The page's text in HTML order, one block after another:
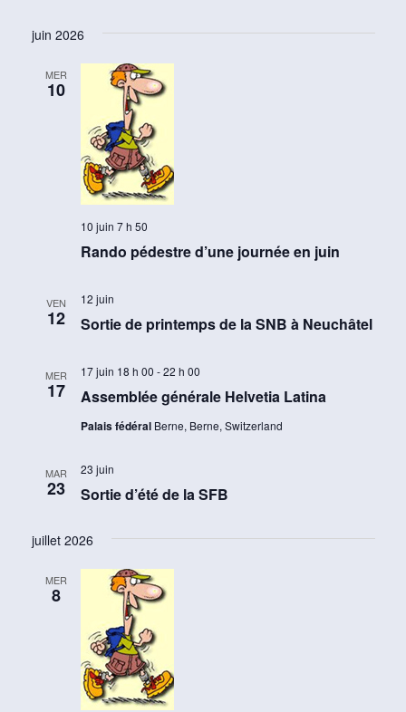
juin 2026
MER
10
Rando pédestre d’une journée en juin
10 juin 7 h 50
VEN
12 Sortie de printemps de la SNB à Neuchâtel
12 juin
MER
17 Assemblée générale Helvetia Latina
17 juin 18 h 00 -22 h 00
Palais fédéral Berne, Berne, Switzerland
MAR
23 Sortie d’été de la SFB
23 juin
juillet 2026
MER
8